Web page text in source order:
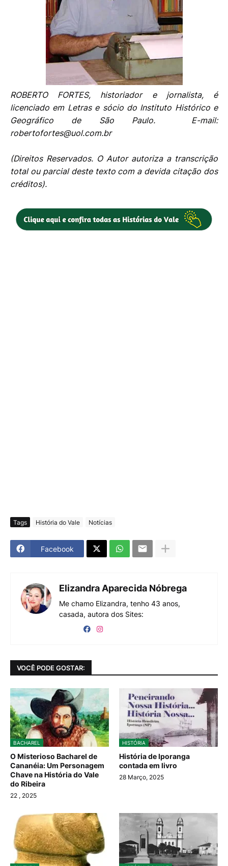
ROBERTO FORTES, historiador e jornalista, é
licenciado em Letras e sócio do Instituto Histórico e
Geográfico de São Paulo. E-mail:
robertofortes@uol.com.br
(Direitos Reservados. O Autor autoriza a transcrição
total ou parcial deste texto com a devida citação dos
créditos).
Tags História do Vale Notícias
Facebook
Elizandra Aparecida Nóbrega
Me chamo Elizandra, tenho 43 anos,
casada, autora dos Sites:
VOCÊ PODE GOSTAR:
BACHAREL
O Misterioso Bacharel de
Cananéia: Um Personagem
Chave na História do Vale
do Ribeira
22 , 2025
HISTÓRIA
História de Iporanga
contada em livro
28 Março, 2025